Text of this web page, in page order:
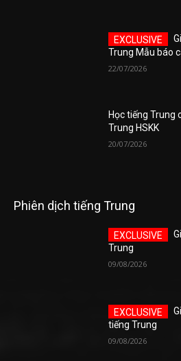
Trung Mẫu báo
22/07/2026
Học tiếng Trung
Trung HSKK
20/07/2026
Phiên dịch tiếng Trung
Trung
09/08/2026
tiếng Trung
09/08/2026